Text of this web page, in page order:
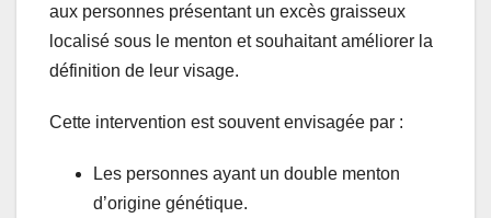
aux personnes présentant un excès graisseux
localisé sous le menton et souhaitant améliorer la
définition de leur visage.
Cette intervention est souvent envisagée par :
Les personnes ayant un double menton
d’origine génétique.